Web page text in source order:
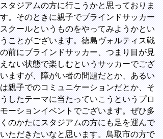
スタジアムの方に行こうかと思っておりま
す。そのときに親子でブラインドサッカー
スクールというものをやってみようかとい
うことがございます。徳島ヴォルティス戦
の前にブラインドサッカー、つまり目が見
えない状態で楽しむというサッカーでござ
いますが、障がい者の問題だとか、あるい
は親子でのコミュニケーションだとか、そ
うしたテーマに当たっていこうというプロ
モーションイベントでございます。ぜひ多
くのかたにスタジアムの方にも足を運んで
いただきたいなと思います。鳥取市の方で